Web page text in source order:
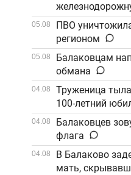
Саратов
05.08
ПВО
регионом
05.08
Балаковцам
обмана
04.08
Труженица
100-летний
04.08
Балаковцев
флага
04.08
В Балаково
мать,